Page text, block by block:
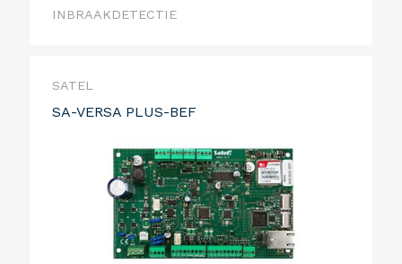
INBRAAKDETECTIE
SATEL
SA-VERSA PLUS-BEF